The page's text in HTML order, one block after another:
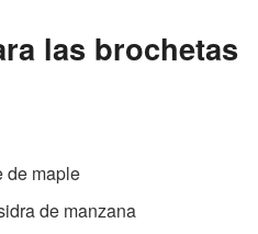
las brochetas
de maple
de manzana